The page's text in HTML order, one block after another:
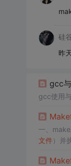
硅
昨
gcc与
gcc使用与
文件）并